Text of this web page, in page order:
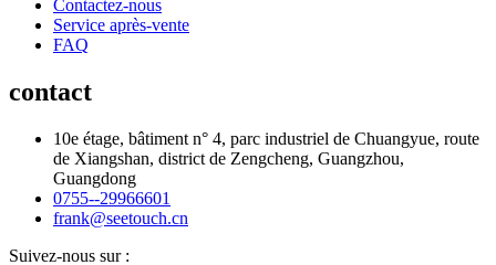
Contactez-nous
Service après-vente
FAQ
contact
10e étage, bâtiment n° 4, parc industriel de Chuangyue, route
de Xiangshan, district de Zengcheng, Guangzhou,
Guangdong
0755--29966601
frank@seetouch.cn
Suivez-nous sur :